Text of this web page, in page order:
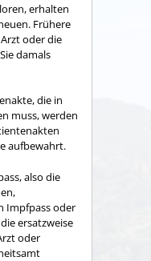
erhalten
Frühere
oder die
damals
die in
muss, werden
aufbewahrt.
also die
Impfpass oder
ersatzweise
oder